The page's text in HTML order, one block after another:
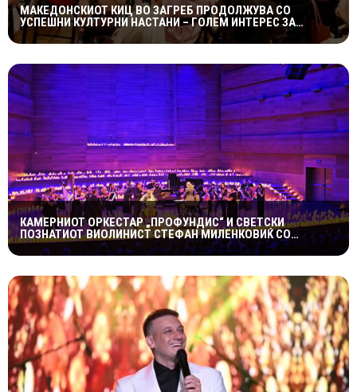
МАКЕДОНСКИОТ КИЦ ВО ЗАГРЕБ ПРОДОЛЖУВА СО
УСПЕШНИ КУЛТУРНИ НАСТАНИ – ГОЛЕМ ИНТЕРЕС ЗА
„ИСТОРИЈА НА МАКЕДОНСКАТА РОК МУЗИКА“
КАМЕРНИОТ ОРКЕСТАР „ПРОФУНДИС“ И СВЕТСКИ
ПОЗНАТИОТ ВИОЛИНИСТ СТЕФАН МИЛЕНКОВИЌ СО
СПЕКТАКУЛАРЕН „CANDLELIGHT“ КОНЦЕРТ НА „ОХРИДСКО
ЛЕТО“